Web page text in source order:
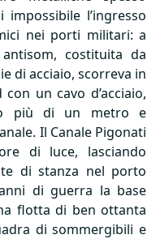
l’ingresso
nei porti militari: a
costituita da
di acciaio, scorreva in
un cavo d’acciaio,
più di un metro e
Il Canale Pigonati
di luce, lasciando
di stanza nel porto
di guerra la base
flotta di ben ottanta
di sommergibili e